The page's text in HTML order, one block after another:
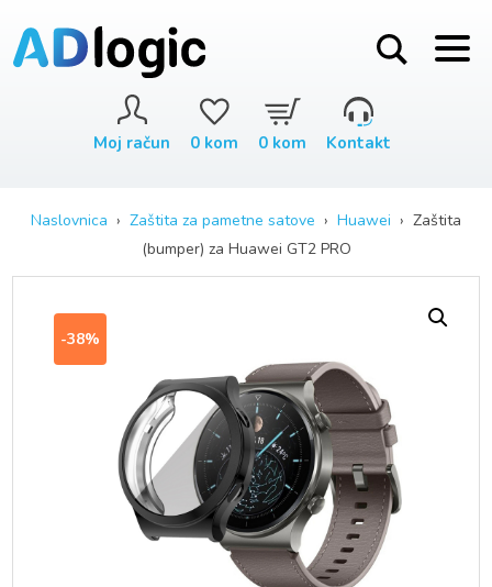
Moj račun 0 kom 0 kom Kontakt
Naslovnica › Zaštita za pametne satove › Huawei › Zaštita
(bumper) za Huawei GT2 PRO
-38%